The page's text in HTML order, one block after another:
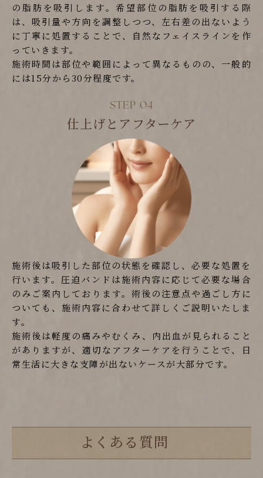
の脂肪を吸引します。希望部位の脂肪を吸引する際
は、吸引量や方向を調整しつつ、左右差の出ないよう
に丁寧に処置することで、自然なフェイスラインを作
っていきます。
施術時間は部位や範囲によって異なるものの、一般的
には15分から30分程度です。
仕上げとアフターケア
施術後は吸引した部位の状態を確認し、必要な処置を
行います。圧迫バンドは施術内容に応じて必要な場合
のみご案内しております。術後の注意点や過ごし方に
ついても、施術内容に合わせて詳しくご説明いたしま
す。
施術後は軽度の痛みやむくみ、内出血が見られること
がありますが、適切なアフターケアを行うことで、日
常生活に大きな支障が出ないケースが大部分です。
よくある質問